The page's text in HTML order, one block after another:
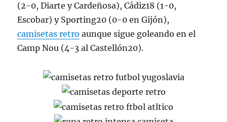
(2-0, Diarte y Cardeñosa), Cádiz18 (1-0,
Escobar) y Sporting20 (0-0 en Gijón),
camisetas retro aunque sigue goleando en el
Camp Nou (4-3 al Castellón20).